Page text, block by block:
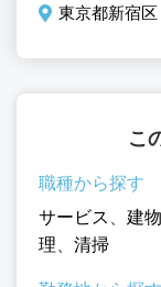
東京都新宿区
こ
職種から探す
サービス
建
理
清掃